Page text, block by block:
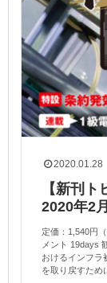
2020.01.28
【新刊
2020年2
定価：1,540円
メント 19days
おけるインフラ
を取り戻すため